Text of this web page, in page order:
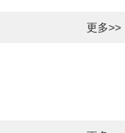
更多>>